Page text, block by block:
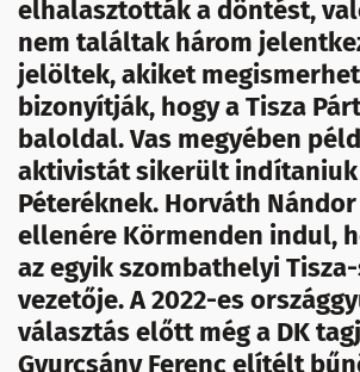
elhalasztották a döntést,
nem találtak három
jelöltek, akiket
bizonyítják, hogy a Tisza
baloldal. Vas megyében
aktivistát sikerült indítaniuk
Péteréknek. Horváth
ellenére Körmenden indul,
az egyik szombathelyi
vezetője. A 2022-es
választás előtt még a DK
Gyurcsány Ferenc elítélt